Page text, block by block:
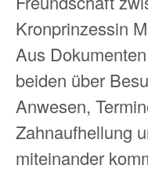
Kronprinzessin
Aus
beiden über
Anwesen,
Zahnaufhellung
miteinander